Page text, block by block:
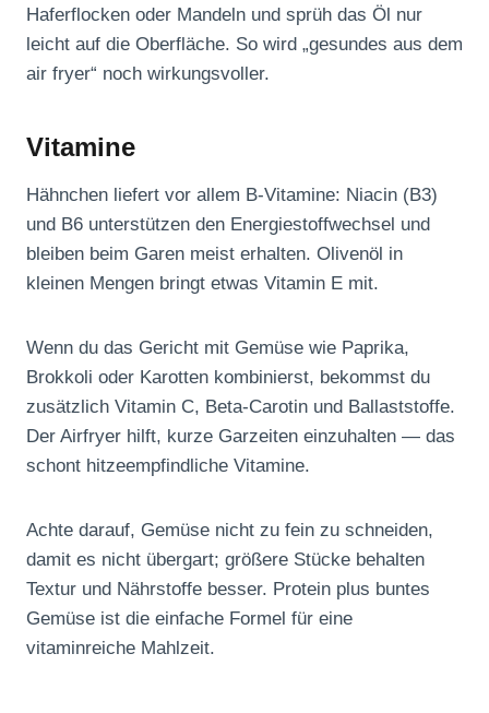
Haferflocken oder Mandeln und sprüh das Öl nur
leicht auf die Oberfläche. So wird „gesundes aus dem
air fryer“ noch wirkungsvoller.
Vitamine
Hähnchen liefert vor allem B‑Vitamine: Niacin (B3)
und B6 unterstützen den Energiestoffwechsel und
bleiben beim Garen meist erhalten. Olivenöl in
kleinen Mengen bringt etwas Vitamin E mit.
Wenn du das Gericht mit Gemüse wie Paprika,
Brokkoli oder Karotten kombinierst, bekommst du
zusätzlich Vitamin C, Beta‑Carotin und Ballaststoffe.
Der Airfryer hilft, kurze Garzeiten einzuhalten — das
schont hitzeempfindliche Vitamine.
Achte darauf, Gemüse nicht zu fein zu schneiden,
damit es nicht übergart; größere Stücke behalten
Textur und Nährstoffe besser. Protein plus buntes
Gemüse ist die einfache Formel für eine
vitaminreiche Mahlzeit.